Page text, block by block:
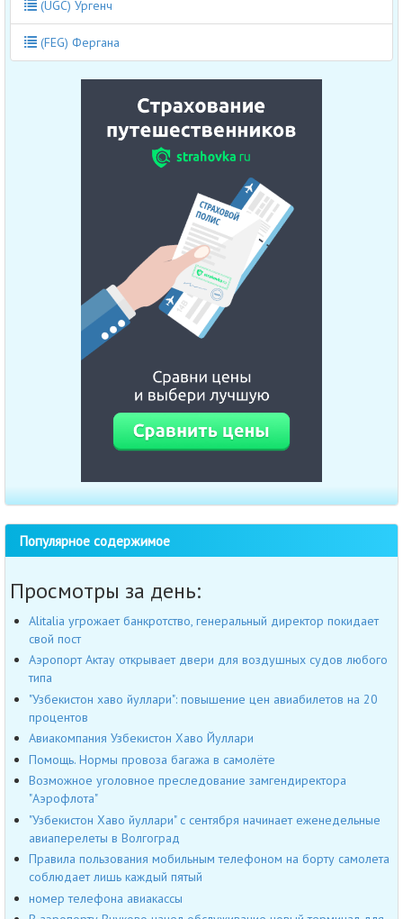
(UGC) Ургенч
(FEG) Фергана
Популярное содержимое
Просмотры за день:
Alitalia угрожает банкротство, генеральный директор покидает
свой пост
Аэропорт Актау открывает двери для воздушных судов любого
типа
"Узбекистон хаво йуллари": повышение цен авиабилетов на 20
процентов
Авиакомпания Узбекистон Хаво Йуллари
Помощь. Нормы провоза багажа в самолёте
Возможное уголовное преследование замгендиректора
"Аэрофлота"
"Узбекистон Хаво йуллари" с сентября начинает еженедельные
авиаперелеты в Волгоград
Правила пользования мобильным телефоном на борту самолета
соблюдает лишь каждый пятый
номер телефона авиакассы